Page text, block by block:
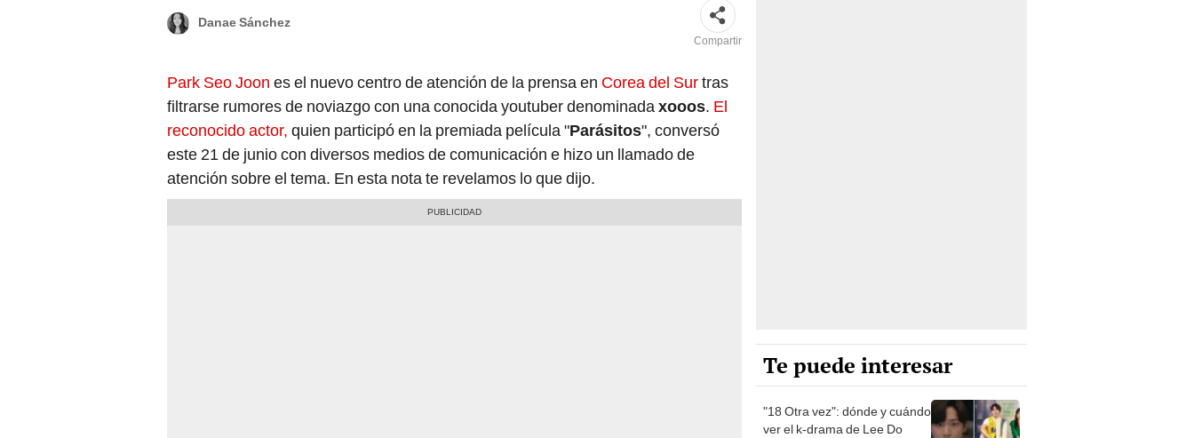
Danae Sánchez
Compartir
Park Seo Joon es el nuevo centro de atención de la prensa en Corea del Surtras
filtrarse rumores de noviazgo con una conocida youtuber denominadaxooos. El
reconocido actor, quien participó en la premiada película "Parásitos", conversó
este 21 de junio con diversos medios de comunicación e hizo un llamado de
atención sobre el tema. En esta nota te revelamos lo que dijo.
Te puede interesar
"18 Otra vez": dónde y cuándo
ver el k-drama de Lee Do